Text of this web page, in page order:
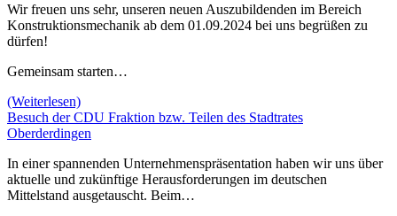
Wir freuen uns sehr, unseren neuen Auszubildenden im Bereich
Konstruktionsmechanik ab dem 01.09.2024 bei uns begrüßen zu
dürfen!
Gemeinsam starten…
(Weiterlesen)
Besuch der CDU Fraktion bzw. Teilen des Stadtrates
Oberderdingen
In einer spannenden Unternehmenspräsentation haben wir uns über
aktuelle und zukünftige Herausforderungen im deutschen
Mittelstand ausgetauscht. Beim…